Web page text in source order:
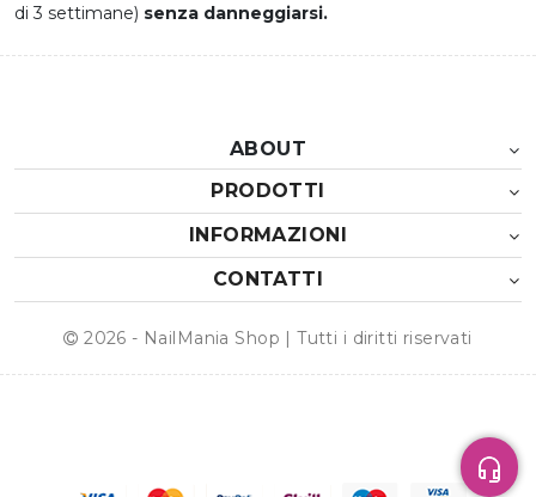
di 3 settimane) senza danneggiarsi.
ABOUT
PRODOTTI
INFORMAZIONI
CONTATTI
2026 - NailMania Shop | Tutti i diritti riservati